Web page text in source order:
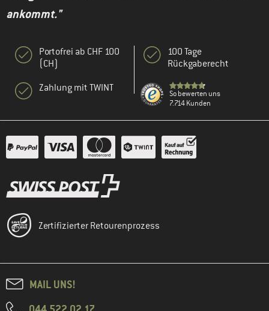
ankommt."
Portofrei ab CHF 100
(CH)
Zahlung mit TWINT
100 Tage
Rückgaberecht
So bewerten uns
7.714 Kunden
Zertifizierter Retourenprozess
MAIL UNS!